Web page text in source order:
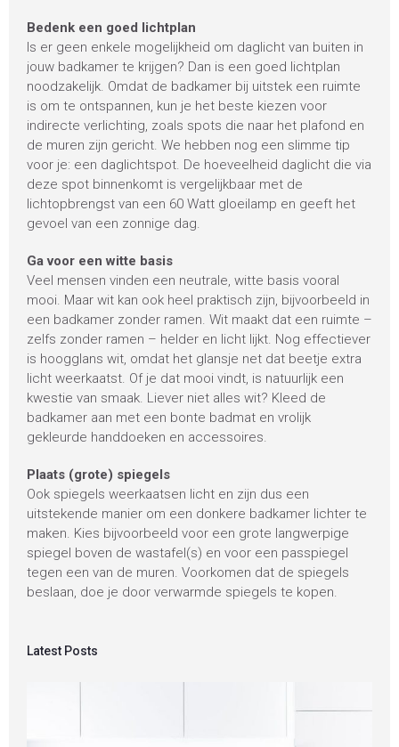
Bedenk een goed lichtplan
Is er geen enkele mogelijkheid om daglicht van buiten in
jouw badkamer te krijgen? Dan is een goed lichtplan
noodzakelijk. Omdat de badkamer bij uitstek een ruimte
is om te ontspannen, kun je het beste kiezen voor
indirecte verlichting, zoals spots die naar het plafond en
de muren zijn gericht. We hebben nog een slimme tip
voor je: een daglichtspot. De hoeveelheid daglicht die via
deze spot binnenkomt is vergelijkbaar met de
lichtopbrengst van een 60 Watt gloeilamp en geeft het
gevoel van een zonnige dag.
Ga voor een witte basis
Veel mensen vinden een neutrale, witte basis vooral
mooi. Maar wit kan ook heel praktisch zijn, bijvoorbeeld in
een badkamer zonder ramen. Wit maakt dat een ruimte –
zelfs zonder ramen – helder en licht lijkt. Nog effectiever
is hoogglans wit, omdat het glansje net dat beetje extra
licht weerkaatst. Of je dat mooi vindt, is natuurlijk een
kwestie van smaak. Liever niet alles wit? Kleed de
badkamer aan met een bonte badmat en vrolijk
gekleurde handdoeken en accessoires.
Plaats (grote) spiegels
Ook spiegels weerkaatsen licht en zijn dus een
uitstekende manier om een donkere badkamer lichter te
maken. Kies bijvoorbeeld voor een grote langwerpige
spiegel boven de wastafel(s) en voor een passpiegel
tegen een van de muren. Voorkomen dat de spiegels
beslaan, doe je door verwarmde spiegels te kopen.
Latest Posts